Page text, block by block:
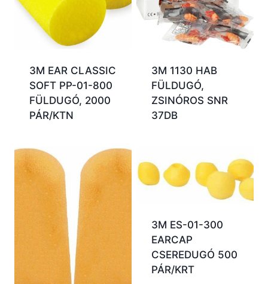
3M EAR CLASSIC
SOFT PP-01-800
FÜLDUGÓ, 2000
PÁR/KTN
3M 1130 HAB
FÜLDUGÓ,
ZSINÓROS SNR
37DB
3M ES-01-300
EARCAP
CSEREDUGÓ 500
PÁR/KRT